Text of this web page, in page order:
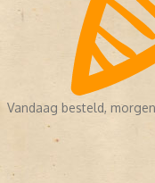
Vandaag besteld,